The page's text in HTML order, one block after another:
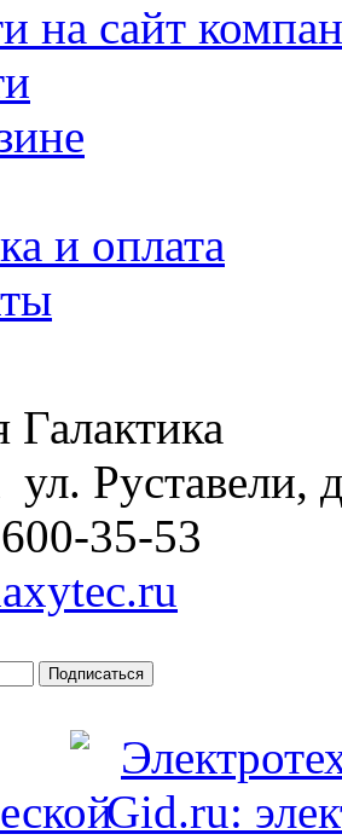
на сайт
и оплата
Руставели,
35-53
Подписаться